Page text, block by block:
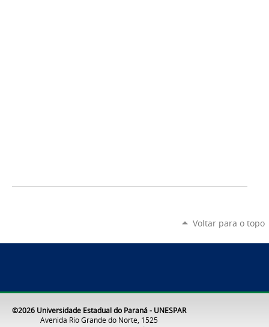
Voltar para o topo
©2026 Universidade Estadual do Paraná - UNESPAR
Avenida Rio Grande do Norte, 1525